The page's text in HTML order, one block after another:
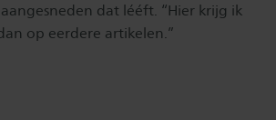
dat lééft. “Hier krijg ik
op eerdere artikelen.”